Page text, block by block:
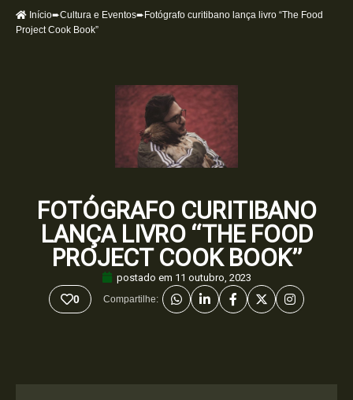
Início➨Cultura e Eventos➨Fotógrafo curitibano lança livro “The Food
Project Cook Book”
FOTÓGRAFO CURITIBANO
LANÇA LIVRO “THE FOOD
PROJECT COOK BOOK”
postado em 11 outubro, 2023
0 Compartilhe: